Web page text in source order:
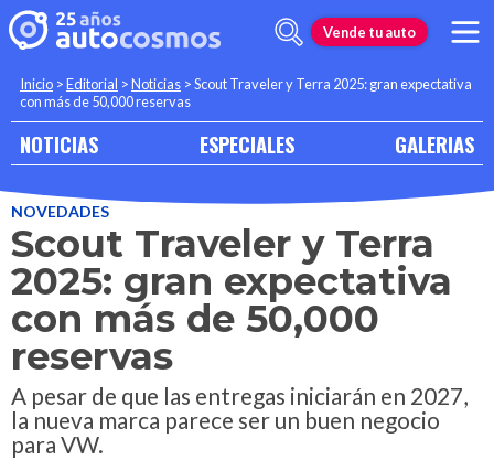
Vende tu auto
Inicio >Editorial >Noticias >Scout Traveler y Terra 2025: gran expectativa
con más de 50,000 reservas
NOTICIAS ESPECIALES GALERIAS
NOVEDADES
Scout Traveler y Terra
2025: gran expectativa
con más de 50,000
reservas
A pesar de que las entregas iniciarán en 2027,
la nueva marca parece ser un buen negocio
para VW.